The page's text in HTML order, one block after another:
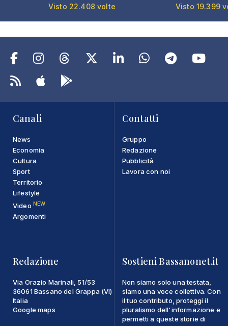
Visto 22.408 volte Visto 19.399
Canali
News
Economia
Cultura
Sport
Territorio
Lifestyle
Video NEW
Argomenti
Contatti
Gruppo
Redazione
Pubblicità
Lavora con noi
Redazione
Via Orazio Marinali, 51/53
36061 Bassano del Grappa (VI)
Italia
Google maps
Sostieni Bassanonet.it
Non siamo solo una testata,
siamo una voce collettiva. Con
il tuo contributo, proteggi il
pluralismo dell'informazione e
permetti a queste storie di